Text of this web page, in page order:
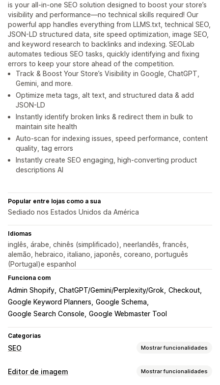
is your all-in-one SEO solution designed to boost your store’s
visibility and performance—no technical skills required! Our
powerful app handles everything from LLMS.txt, technical SEO,
JSON-LD structured data, site speed optimization, image SEO,
and keyword research to backlinks and indexing. SEOLab
automates tedious SEO tasks, quickly identifying and fixing
errors to keep your store ahead of the competition.
Track & Boost Your Store’s Visibility in Google, ChatGPT,
Gemini, and more.
Optimize meta tags, alt text, and structured data & add
JSON-LD
Instantly identify broken links & redirect them in bulk to
maintain site health
Auto-scan for indexing issues, speed performance, content
quality, tag errors
Instantly create SEO engaging, high-converting product
descriptions AI
Popular entre lojas como a sua
Sediado nos Estados Unidos da América
Idiomas
inglês, árabe, chinês (simplificado), neerlandês, francês,
alemão, hebraico, italiano, japonês, coreano, português
(Portugal)e espanhol
Funciona com
Admin Shopify ChatGPT/Gemini/Perplexity/Grok Checkout
Google Keyword Planners Google Schema
Google Search Console Google Webmaster Tool
Categorias
SEO Mostrar funcionalidades
Ferramentas de SEO
Editor de imagem Mostrar funcionalidades